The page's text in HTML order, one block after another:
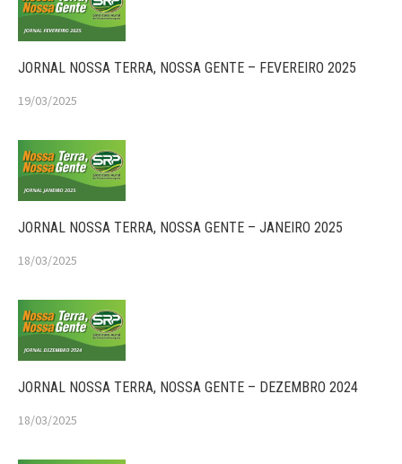
JORNAL NOSSA TERRA, NOSSA GENTE – FEVEREIRO 2025
19/03/2025
JORNAL NOSSA TERRA, NOSSA GENTE – JANEIRO 2025
18/03/2025
JORNAL NOSSA TERRA, NOSSA GENTE – DEZEMBRO 2024
18/03/2025